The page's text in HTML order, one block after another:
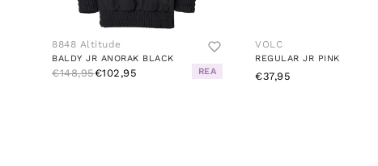
8848 Altitude
BALDY JR ANORAK BLACK
€148,95€102,95 REA
VOLC
REGULAR JR PINK
€37,95